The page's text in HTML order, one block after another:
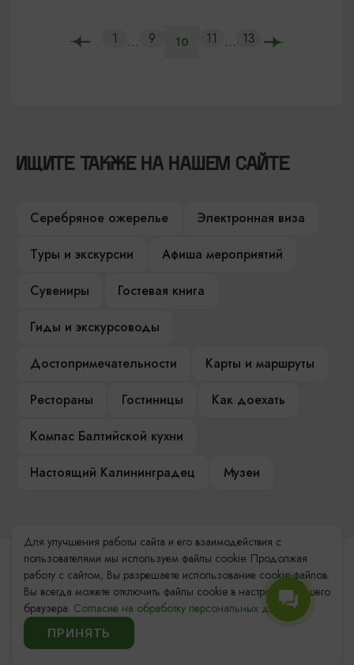
1 ... 9 10 11 ... 13
ИЩИТЕ ТАКЖЕ НА НАШЕМ САЙТЕ
Серебряное ожерелье
Электронная виза
Туры и экскурсии
Афиша мероприятий
Сувениры
Гостевая книга
Гиды и экскурсоводы
Достопримечательности
Карты и маршруты
Рестораны
Гостиницы
Как доехать
Компас Балтийской кухни
Настоящий Калининградец
Музеи
Контакты Туристского
информационного центра
+7 (4012) 555-200
Для улучшения работы сайта и его взаимодействия с
пользователями мы используем файлы cookie. Продолжая
работу с сайтом, Вы разрешаете использование cookie-файлов.
Вы всегда можете отключить файлы cookie в настройках Вашего
браузера. Согласие на обработку персональных данных.
ПРИНЯТЬ